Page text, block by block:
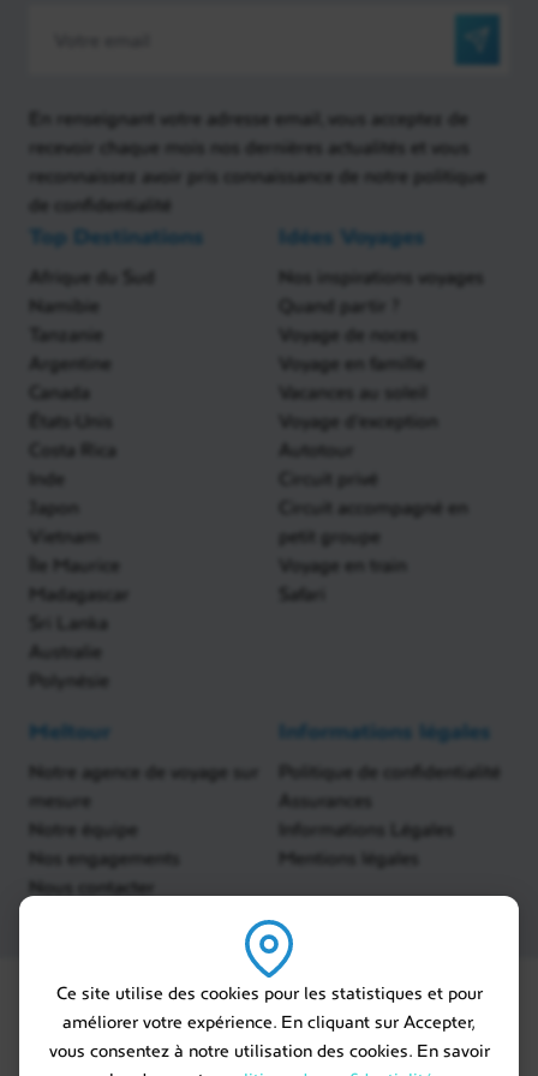
Ce site utilise des cookies pour les statistiques et pour
améliorer votre expérience. En cliquant sur Accepter,
vous consentez à notre utilisation des cookies. En savoir
En renseignant votre adresse email, vous acceptez de
recevoir chaque mois nos dernières actualités et vous
reconnaissez avoir pris connaissance de notre politique
de confidentialité
Top Destinations
Afrique du Sud
Namibie
Tanzanie
Argentine
Canada
États-Unis
Costa Rica
Inde
Japon
Vietnam
Île Maurice
Madagascar
Sri Lanka
Australie
Polynésie
Idées Voyages
Nos inspirations voyages
Quand partir ?
Voyage de noces
Voyage en famille
Vacances au soleil
Voyage d'exception
Autotour
Circuit privé
Circuit accompagné en
petit groupe
Voyage en train
Safari
Meltour
Notre agence de voyage sur
mesure
Notre équipe
Nos engagements
Nous contacter
Informations légales
Politique de confidentialité
Assurances
Informations Légales
Mentions légales